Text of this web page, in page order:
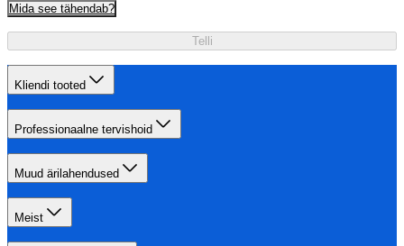
Mida see tähendab?
Telli
Kliendi tooted
Professionaalne tervishoid
Muud ärilahendused
Meist